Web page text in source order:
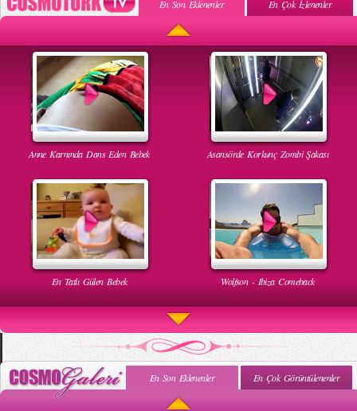
En Son Eklenenler En Çok İzlenenler
Anne Karnında Dans Eden Bebek Asansörde Korkunç Zombi Şakası
En Tatlı Gülen Bebek Wolfson - Ibiza Comeback
En Son Eklenenler En Çok Görüntülenenler